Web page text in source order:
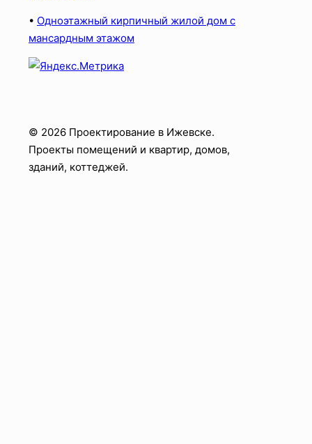
• Одноэтажный кирпичный жилой дом с
мансардным этажом
© 2026 Проектирование в Ижевске.
Проекты помещений и квартир, домов,
зданий, коттеджей.